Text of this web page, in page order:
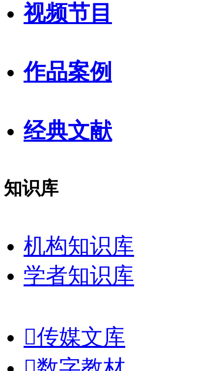
视频节目
作品案例
经典文献
知识库
机构知识库
学者知识库
传媒文库